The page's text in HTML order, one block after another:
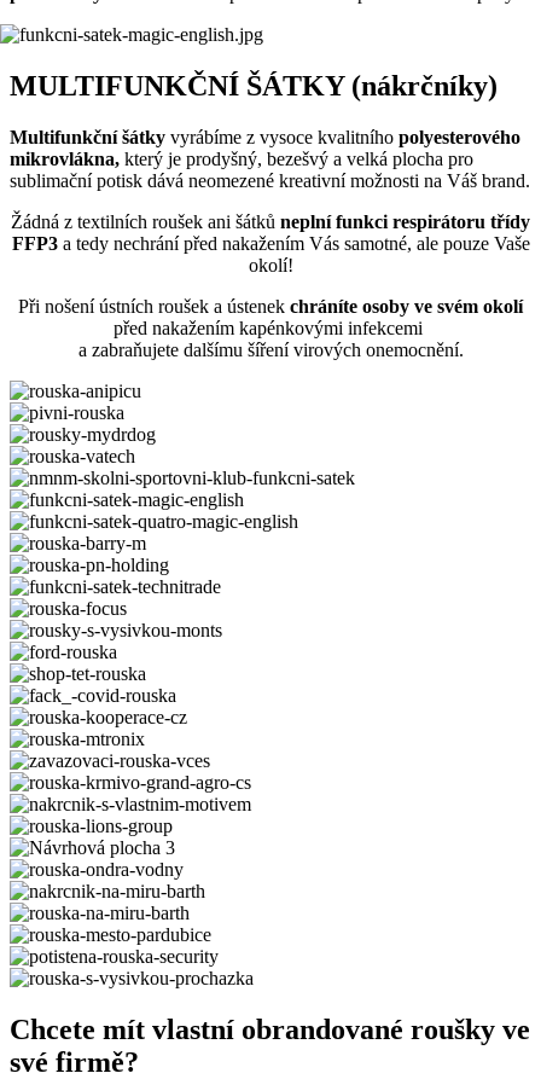
MULTIFUNKČNÍ ŠÁTKY (nákrčníky)
Multifunkční šátky vyrábíme z vysoce kvalitního polyesterového
mikrovlákna, který je prodyšný, bezešvý a velká plocha pro
sublimační potisk dává neomezené kreativní možnosti na Váš brand.
Žádná z textilních roušek ani šátků neplní funkci respirátoru třídy
FFP3a tedy nechrání před nakažením Vás samotné, ale pouze Vaše
okolí!
Při nošení ústních roušek a ústenek chráníte osoby ve svém okolí
před nakažením kapénkovými infekcemi
a zabraňujete dalšímu šíření virových onemocnění.
Chcete mít vlastní obrandované roušky ve
své firmě?